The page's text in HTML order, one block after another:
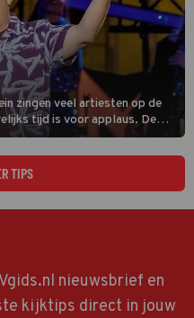
zingen veel artiesten op de
tijd is voor applaus. De
René Froger en
zijn hit Zwoele Zomernachten.
TIPS
nieuwsbrief en
kijktips direct in jouw